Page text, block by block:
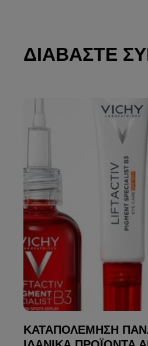
ΔΙΑΒΆΣΤΕ
ΚΑΤΑΠΟΛΈΜΗΣΗ